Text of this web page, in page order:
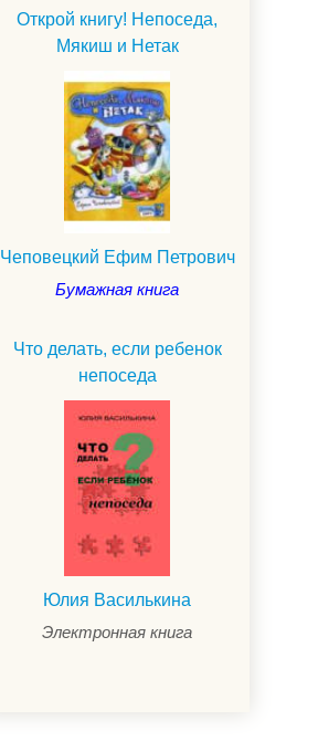
Открой книгу! Непоседа,
Мякиш и Нетак
Чеповецкий Ефим Петрович
Бумажная книга
Что делать, если ребенок
непоседа
Юлия Василькина
Электронная книга